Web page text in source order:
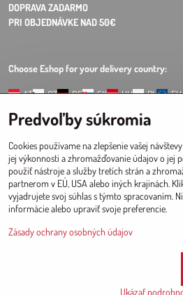
DOPRAVA ZADARMO
PRI OBJEDNÁVKE NAD 50€
Choose Eshop for your delivery country:
AT CZ DE SK HU PL
VEĽKOOBCHODPRE PREDAJNE
Registrácia l Prihláseniedo veľkoobchodu
Since 2017 © CM
Predvoľby súkromia
Cookies používame na zlepšenie vašej
jej výkonnosti a zhromažďovanie údajov o jej
použiť nástroje a služby tretích strán a
partnerom v EÚ, USA alebo iných krajinách.
vyjadrujete svoj súhlas s týmto spracovaním.
informácie alebo upraviť svoje preferencie.
Zásady ochrany osobných údajov
Ukázať